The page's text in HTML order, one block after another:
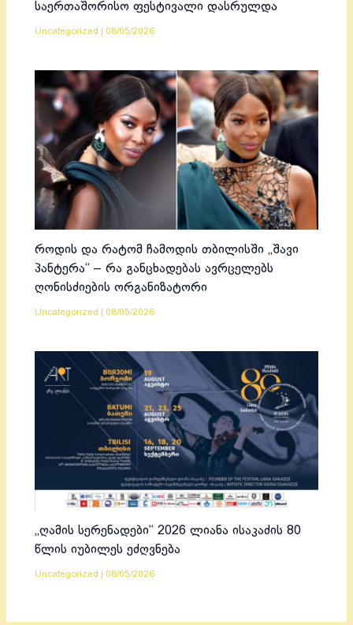
საერთაშორისო ფესტივალი დასრულდა
Uncategorized 08/05/2026
როდის და რატომ ჩამოდის თბილისში „შავი
პანტერა“ – რა განცხადებას ავრცელებს
ღონისძიების ორგანიზატორი
Uncategorized 08/05/2026
„ღამის სერენადები“ 2026 ლიანა ისაკაძის 80
წლის იუბილეს ეძღვნება
Uncategorized 08/05/2026